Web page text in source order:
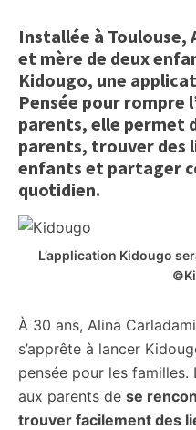
Installée à Toulouse,
et mère de deux
Kidougo, une
Pensée pour rompre
parents, elle permet
parents, trouver des
enfants et partager
quotidien.
L’application Kidougo
À 30 ans, Alina
s’apprête à lancer
pensée pour les
aux parents de se
trouver facilement des